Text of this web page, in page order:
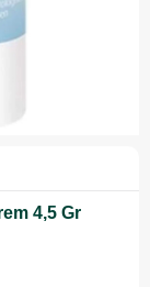
4,5 Gr